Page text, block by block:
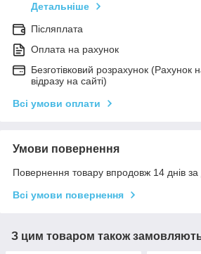
Детальніше
Післяплата
Оплата на рахунок
Безготівковий розрахунок (Рахунок
відразу на сайті)
Всі умови оплати
Умови повернення
Повернення товару впродовж 14 днів
Всі умови повернення
З цим товаром також